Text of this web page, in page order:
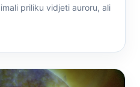
priliku vidjeti auroru, ali